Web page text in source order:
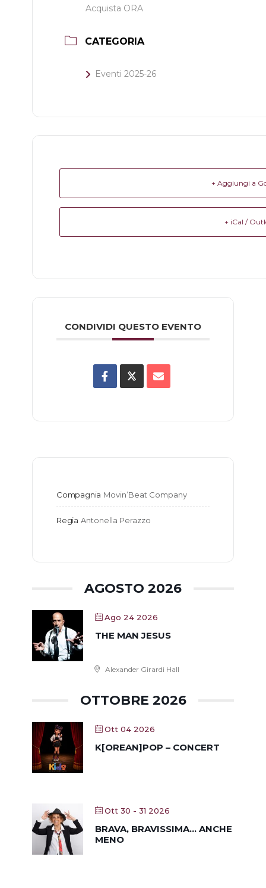
Acquista ORA
CATEGORIA
Eventi 2025-26
+ Aggiungi a
+ iCal /
CONDIVIDI QUESTO EVENTO
Compagnia Movin’Beat Company
Regia Antonella Perazzo
AGOSTO 2026
Ago 24 2026
THE MAN JESUS
Alexander Girardi Hall
OTTOBRE 2026
Ott 04 2026
K[OREAN]POP – CONCERT
Ott 30 - 31 2026
BRAVA, BRAVISSIMA… ANCHE
MENO